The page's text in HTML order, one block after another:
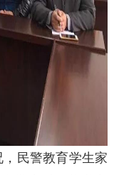
民警教育学生家